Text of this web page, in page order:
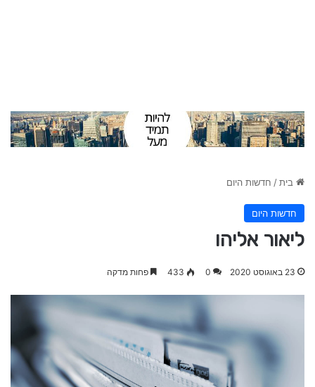
בית/ חדשות היום
חדשות היום
ליאור אליהו
23 באוגוסט 2020 0
433 פחות מדקה